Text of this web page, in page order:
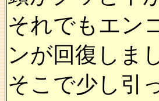
それでもエン
ンが回復しま
そこで少し引